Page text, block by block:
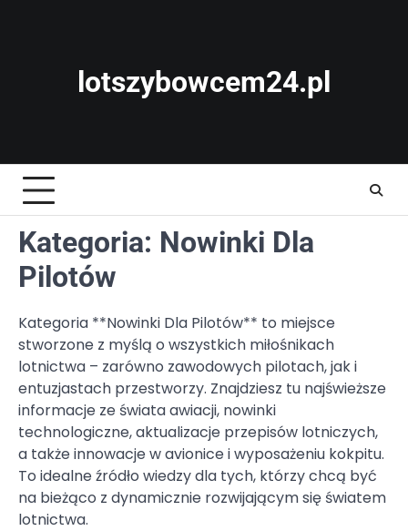
lotszybowcem24.pl
Kategoria: Nowinki Dla
Pilotów
Kategoria **Nowinki Dla Pilotów** to miejsce
stworzone z myślą o wszystkich miłośnikach
lotnictwa – zarówno zawodowych pilotach, jak i
entuzjastach przestworzy. Znajdziesz tu najświeższe
informacje ze świata awiacji, nowinki
technologiczne, aktualizacje przepisów lotniczych,
a także innowacje w avionice i wyposażeniu kokpitu.
To idealne źródło wiedzy dla tych, którzy chcą być
na bieżąco z dynamicznie rozwijającym się światem
lotnictwa.